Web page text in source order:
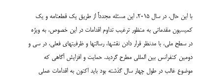
با این حال، در سال 2015، این مسئله مجدداً از طریق یک قطعنامه و یک
کمیسیون مقدماتی به منظور ترغیب تداوم اقدامات در این خصوص، به ویژه
در سطح ملی، با مدنظر قرار دادن نقشها، رسالتها و ظرفیتهای فعلی، در سی و
دومین کنفرانس بین المللی مطرح گردید. حمایت و افزایش آگاهی که
موضوع غالب در طول چهار سال گذشته بود باید اکنون به اقدامات عملی